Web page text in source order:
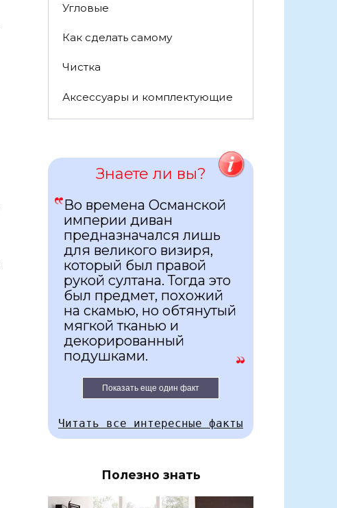
Угловые
Как сделать самому
Чистка
Аксессуары и комплектующие
Знаете ли вы?
Во времена Османской
империи диван
предназначался лишь
для великого визиря,
который был правой
рукой султана. Тогда это
был предмет, похожий
на скамью, но обтянутый
мягкой тканью и
декорированный
подушками.
Показать еще один факт
Читать все интересные факты
Полезно знать